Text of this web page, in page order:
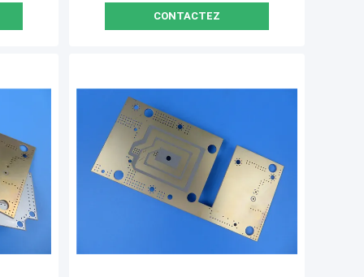
CONTACTEZ